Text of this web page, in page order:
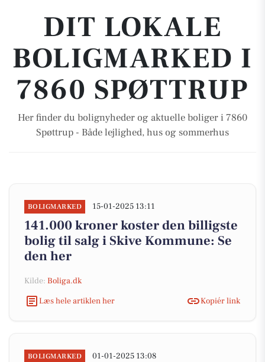
DIT LOKALE
BOLIGMARKED I
7860 SPØTTRUP
Her finder du bolignyheder og aktuelle boliger i 7860
Spøttrup - Både lejlighed, hus og sommerhus
BOLIGMARKED 15-01-2025 13:11
141.000 kroner koster den billigste
bolig til salg i Skive Kommune: Se
den her
Kilde: Boliga.dk
Læs hele artiklen her
Kopiér link
BOLIGMARKED 01-01-2025 13:08